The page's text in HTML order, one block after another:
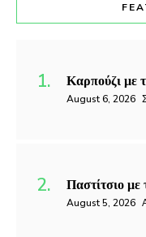
Καρπούζι με
August 6, 2026
Παστίτσιο με
August 5, 2026